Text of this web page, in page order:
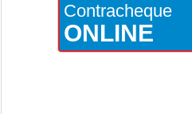
Contracheque
ONLINE